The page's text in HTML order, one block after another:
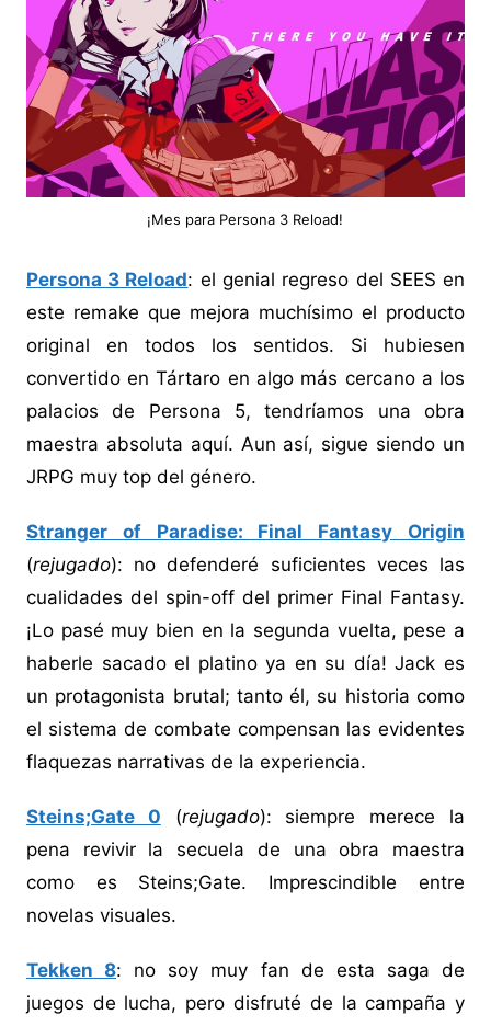
¡Mes para Persona 3 Reload!
Persona 3 Reload: el genial regreso del SEES en
este remake que mejora muchísimo el producto
original en todos los sentidos. Si hubiesen
convertido en Tártaro en algo más cercano a los
palacios de Persona 5, tendríamos una obra
maestra absoluta aquí. Aun así, sigue siendo un
JRPG muy top del género.
Stranger of Paradise: Final Fantasy Origin
(rejugado): no defenderé suficientes veces las
cualidades del spin-off del primer Final Fantasy.
¡Lo pasé muy bien en la segunda vuelta, pese a
haberle sacado el platino ya en su día! Jack es
un protagonista brutal; tanto él, su historia como
el sistema de combate compensan las evidentes
flaquezas narrativas de la experiencia.
Steins;Gate 0 (rejugado): siempre merece la
pena revivir la secuela de una obra maestra
como es Steins;Gate. Imprescindible entre
novelas visuales.
Tekken 8: no soy muy fan de esta saga de
juegos de lucha, pero disfruté de la campaña y